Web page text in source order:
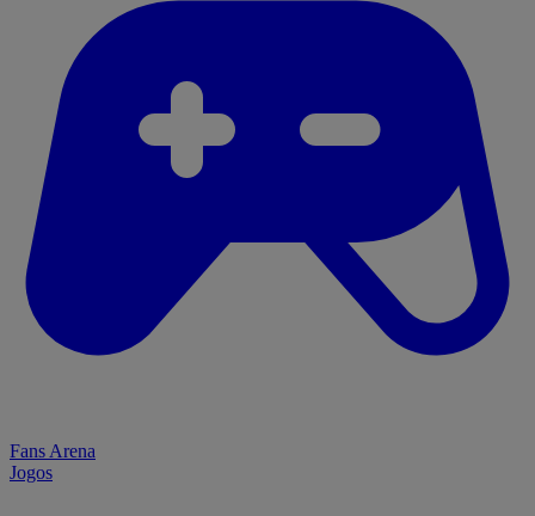
Fans Arena
Jogos